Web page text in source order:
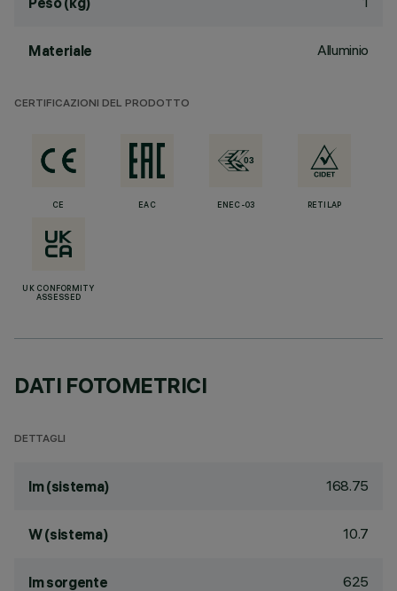
Materiale Alluminio
CERTIFICAZIONI DEL PRODOTTO
CE EAC ENEC-03 RETILAP
UK CONFORMITY
ASSESSED
DATI FOTOMETRICI
DETTAGLI
lm (sistema) 168.75
W (sistema) 10.7
lm sorgente 625